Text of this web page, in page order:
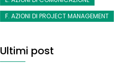
F. AZIONI DI PROJECT MANAGEMENT
Ultimi post